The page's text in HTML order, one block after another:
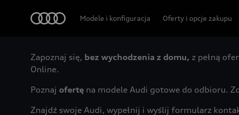
Modele i konfiguracja Oferty i opcje zakupu
Zapoznaj się, bez wychodzenia z domu, z pełną
Online.
Poznaj ofertę na modele Audi gotowe do odbioru.
Znajdź swoje Audi, wypełnij i wyślij formularz